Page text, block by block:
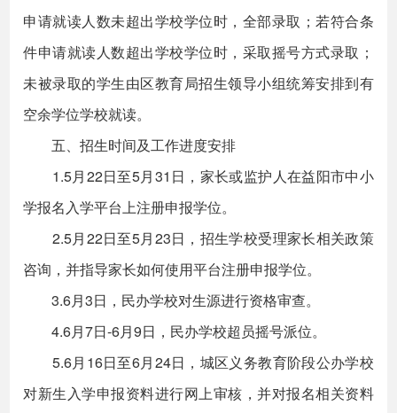
申请就读人数未超出学校学位时，全部录取；若符合条
件申请就读人数超出学校学位时，采取摇号方式录取；
未被录取的学生由区教育局招生领导小组统筹安排到有
空余学位学校就读。
五、招生时间及工作进度安排
1.5月22日至5月31日，家长或监护人在益阳市中小
学报名入学平台上注册申报学位。
2.5月22日至5月23日，招生学校受理家长相关政策
咨询，并指导家长如何使用平台注册申报学位。
3.6月3日，民办学校对生源进行资格审查。
4.6月7日-6月9日，民办学校超员摇号派位。
5.6月16日至6月24日，城区义务教育阶段公办学校
对新生入学申报资料进行网上审核，并对报名相关资料